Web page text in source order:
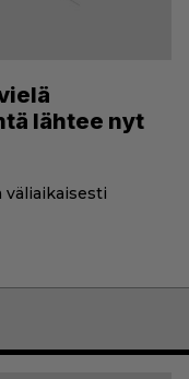
lähtee nyt
väliaikaisesti